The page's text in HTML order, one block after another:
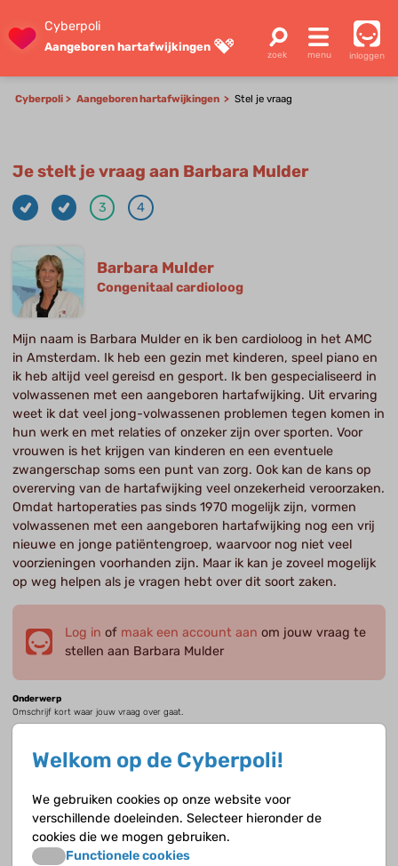
Cyberpoli
Aangeboren hartafwijkingen
inloggen
Cyberpoli Aangeboren hartafwijkingen Stel je vraag
Je stelt je vraag aan Barbara Mulder
3 4
Barbara Mulder
Congenitaal cardioloog
Mijn naam is Barbara Mulder en ik ben cardioloog in het AMC
in Amsterdam. Ik heb een gezin met kinderen, speel piano en
ik heb altijd veel gereisd en gesport. Ik ben gespecialiseerd in
volwassenen met een aangeboren hartafwijking. Uit ervaring
weet ik dat veel jong-volwassenen problemen tegen komen in
hun werk en met relaties of onzeker zijn over sporten. Voor
vrouwen is het krijgen van kinderen en een eventuele
zwangerschap soms een punt van zorg. Ook kan de kans op
overerving van de hartafwijking veel onzekerheid veroorzaken.
Omdat hartoperaties pas sinds 1970 mogelijk zijn, vormen
volwassenen met een aangeboren hartafwijking nog een vrij
nieuwe en jonge patiëntengroep, waarvoor nog niet veel
voorzieningen voorhanden zijn. Maar ik kan je zoveel mogelijk
op weg helpen als je vragen hebt over dit soort zaken.
Log in of maak een account aan om jouw vraag te
stellen aan Barbara Mulder
Onderwerp
Omschrijf kort waar jouw vraag over gaat.
Geef zoveel mogelijk details zodat de deskundige een goed beeld krijgt.
Welkom op de Cyberpoli!
We gebruiken cookies op onze website voor
verschillende doeleinden. Selecteer hieronder de
cookies die we mogen gebruiken.
Functionele cookies